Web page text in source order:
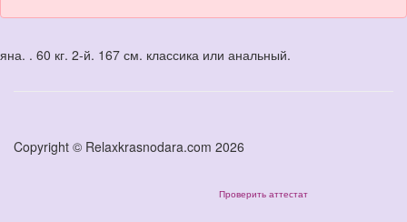
яна. . 60 кг. 2-й. 167 см. классика или анальный.
Copyright © Relaxkrasnodara.com 2026
Проверить аттестат